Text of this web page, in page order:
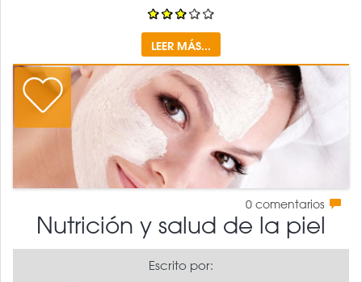
LEER MÁS...
0 comentarios
Nutrición y salud de la piel
Escrito por: